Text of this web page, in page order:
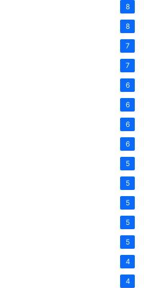
8
8
7
7
6
6
6
6
5
5
5
5
5
4
4